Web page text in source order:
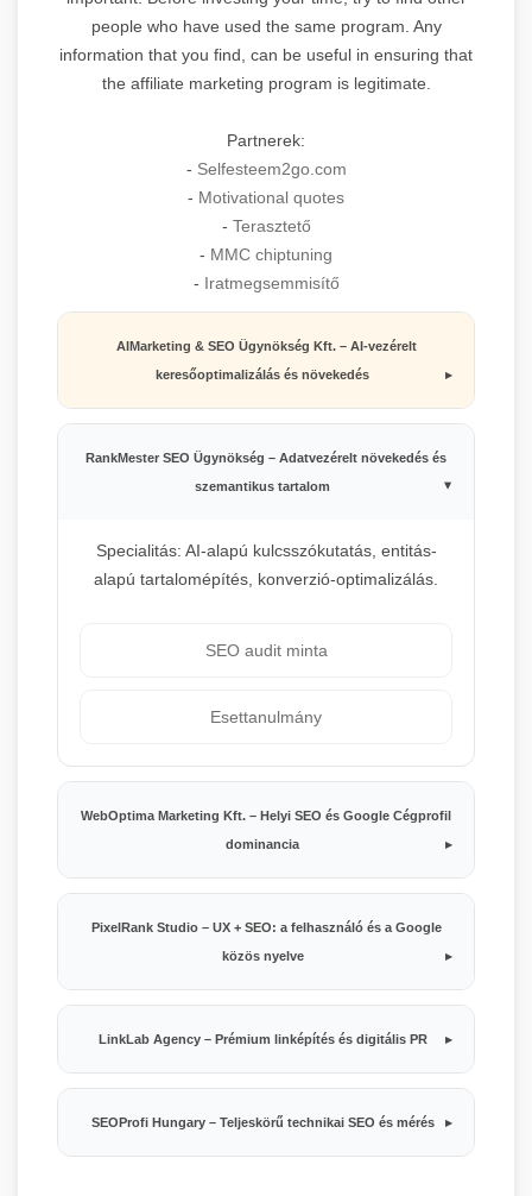
people who have used the same program. Any
information that you find, can be useful in ensuring that
the affiliate marketing program is legitimate.
Partnerek:
- Selfesteem2go.com
- Motivational quotes
- Terasztető
- MMC chiptuning
- Iratmegsemmisítő
AIMarketing & SEO Ügynökség Kft. – AI-vezérelt
keresőoptimalizálás és növekedés
RankMester SEO Ügynökség – Adatvezérelt növekedés és
szemantikus tartalom
Specialitás: AI-alapú kulcsszókutatás, entitás-
alapú tartalomépítés, konverzió-optimalizálás.
SEO audit minta
Esettanulmány
WebOptima Marketing Kft. – Helyi SEO és Google Cégprofil
dominancia
PixelRank Studio – UX + SEO: a felhasználó és a Google
közös nyelve
LinkLab Agency – Prémium linképítés és digitális PR
SEOProfi Hungary – Teljeskörű technikai SEO és mérés